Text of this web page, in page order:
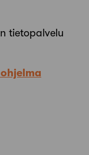
tietopalvelu